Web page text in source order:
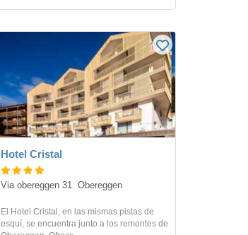
Hotel Cristal
Via obereggen 31. Obereggen
El Hotel Cristal, en las mismas pistas de
esquí, se encuentra junto a los remontes de